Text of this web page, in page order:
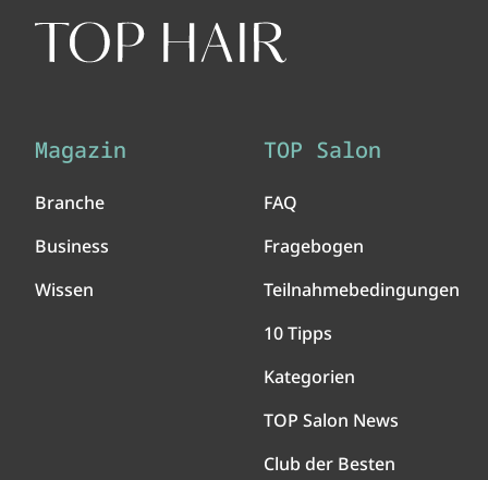
Magazin
Branche
Business
Wissen
TOP Salon
FAQ
Fragebogen
Teilnahmebedingungen
10 Tipps
Kategorien
TOP Salon News
Club der Besten